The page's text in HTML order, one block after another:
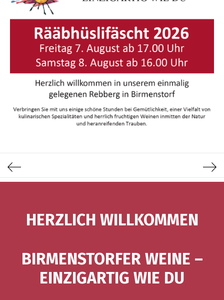
HERZ­LICH WILLKOMMEN
BIR­MENSTOR­FER WEI­NE –
EIN­ZIG­AR­TIG WIE DU